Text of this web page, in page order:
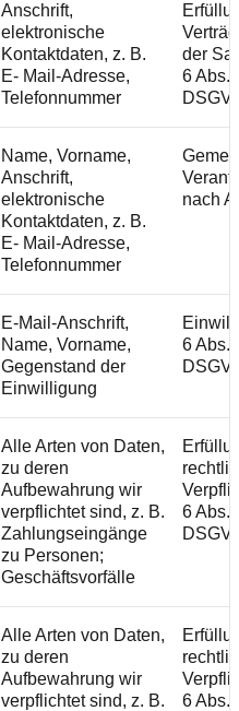
Anschrift,
elektronische
Kontaktdaten, z. B.
E- Mail-Adresse,
Telefonnummer
der
6 Abs.
Name, Vorname,
Anschrift,
elektronische
Kontaktdaten, z. B.
E- Mail-Adresse,
Telefonnummer
nach
E-Mail-Anschrift,
Name, Vorname,
Gegenstand der
Einwilligung
6 Abs.
Alle Arten von Daten,
zu deren
Aufbewahrung wir
verpflichtet sind, z. B.
Zahlungseingänge
zu Personen;
Geschäftsvorfälle
6 Abs.
Alle Arten von Daten,
zu deren
Aufbewahrung wir
verpflichtet sind, z. B.
6 Abs.